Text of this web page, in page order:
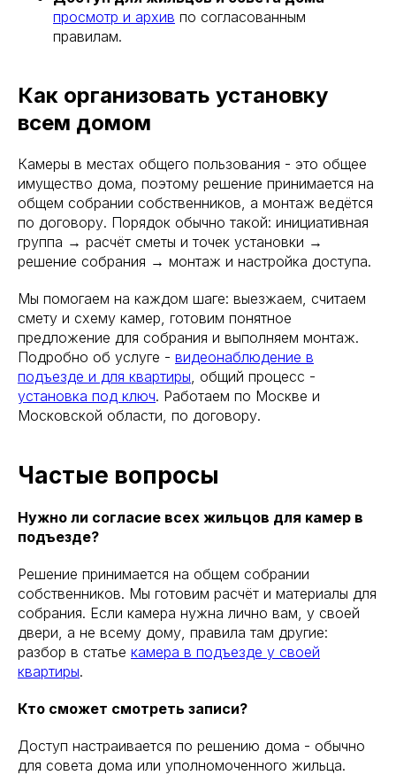
просмотр и архив по согласованным
правилам.
Как организовать установку
всем домом
Камеры в местах общего пользования - это общее
имущество дома, поэтому решение принимается на
общем собрании собственников, а монтаж ведётся
по договору. Порядок обычно такой: инициативная
группа → расчёт сметы и точек установки →
решение собрания → монтаж и настройка доступа.
Мы помогаем на каждом шаге: выезжаем, считаем
смету и схему камер, готовим понятное
предложение для собрания и выполняем монтаж.
Подробно об услуге - видеонаблюдение в
подъезде и для квартиры, общий процесс -
установка под ключ. Работаем по Москве и
Московской области, по договору.
Частые вопросы
Нужно ли согласие всех жильцов для камер в
подъезде?
Решение принимается на общем собрании
собственников. Мы готовим расчёт и материалы для
собрания. Если камера нужна лично вам, у своей
двери, а не всему дому, правила там другие:
разбор в статье камера в подъезде у своей
квартиры.
Кто сможет смотреть записи?
Доступ настраивается по решению дома - обычно
для совета дома или уполномоченного жильца.